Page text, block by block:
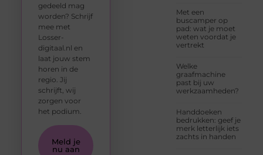
Met een
buscamper op
pad: wat je moet
weten voordat je
vertrekt
Welke
graafmachine
past bij uw
werkzaamheden?
Handdoeken
bedrukken: geef je
merk letterlijk iets
zachts in handen
gedeeld mag
worden? Schrijf
mee met
Losser-
digitaal.nl en
laat jouw stem
horen in de
regio. Jij
schrijft, wij
zorgen voor
het podium.
Meld je
nu aan